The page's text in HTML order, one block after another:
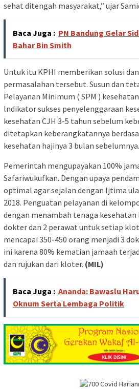
sehat ditengah masyarakat,” ujar
Baca Juga : PN Bandung Gelar
Bahar Bin Smith
Untuk itu KPHI memberikan solusi
permasalahan tersebut. Susun dan
Pelayanan Minimum ( SPM )
lndikator sukses penyelenggaraan
kesehatan CJH 3-5 tahun sebelum
ditetapkan keberangkatannya
kesehatan hajinya 3 bulan sebelumnya.
Pemerintah mengupayakan 100%
Safariwukufkan. Dengan upaya
optimal agar sejalan dengan Ijtima
2018. Penguatan pelayanan di
dengan menambah tenaga kesehatan
dokter dan 2 perawat untuk setiap
mencapai 350-450 orang menjadi 3
ini karena 80% kematian jamaah
dan rujukan dari kloter. (MIL)
Baca Juga : Ananda: Bawaslu
Oknum Serta Lembaga Politik